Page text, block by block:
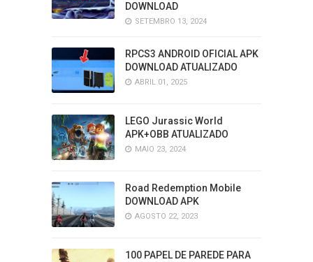
DOWNLOAD
SETEMBRO 13, 2024
RPCS3 ANDROID OFICIAL APK
DOWNLOAD ATUALIZADO
ABRIL 01, 2025
LEGO Jurassic World
APK+OBB ATUALIZADO
MAIO 23, 2024
Road Redemption Mobile
DOWNLOAD APK
AGOSTO 22, 2023
100 PAPEL DE PAREDE PARA